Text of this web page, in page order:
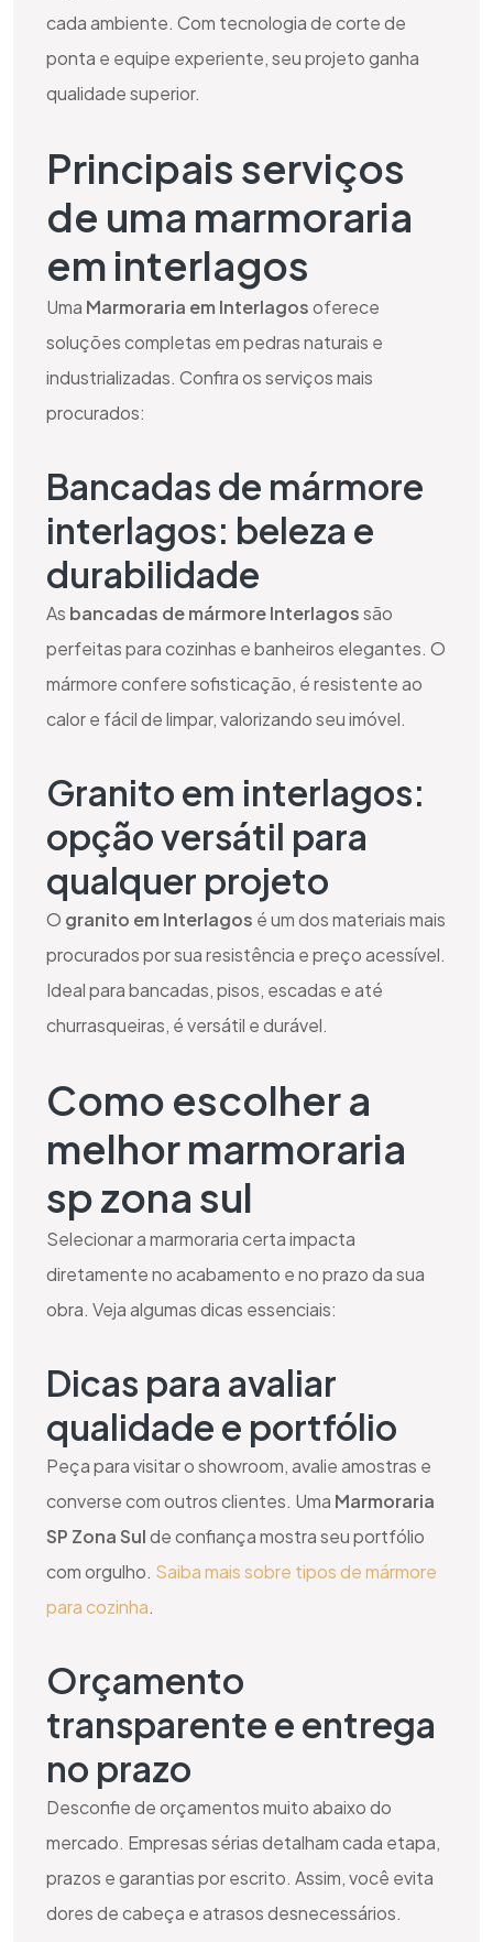
cada ambiente. Com tecnologia de corte de
ponta e equipe experiente, seu projeto ganha
qualidade superior.
Principais serviços
de uma marmoraria
em interlagos
Uma Marmoraria em Interlagosoferece
soluções completas em pedras naturais e
industrializadas. Confira os serviços mais
procurados:
Bancadas de mármore
interlagos: beleza e
durabilidade
As bancadas de mármore Interlagossão
perfeitas para cozinhas e banheiros elegantes. O
mármore confere sofisticação, é resistente ao
calor e fácil de limpar, valorizando seu imóvel.
Granito em interlagos:
opção versátil para
qualquer projeto
O granito em Interlagos é um dos materiais mais
procurados por sua resistência e preço acessível.
Ideal para bancadas, pisos, escadas e até
churrasqueiras, é versátil e durável.
Como escolher a
melhor marmoraria
sp zona sul
Selecionar a marmoraria certa impacta
diretamente no acabamento e no prazo da sua
obra. Veja algumas dicas essenciais:
Dicas para avaliar
qualidade e portfólio
Peça para visitar o showroom, avalie amostras e
converse com outros clientes. Uma Marmoraria
SP Zona Sulde confiança mostra seu portfólio
com orgulho. Saiba mais sobre tipos de mármore
para cozinha.
Orçamento
transparente e entrega
no prazo
Desconfie de orçamentos muito abaixo do
mercado. Empresas sérias detalham cada etapa,
prazos e garantias por escrito. Assim, você evita
dores de cabeça e atrasos desnecessários.